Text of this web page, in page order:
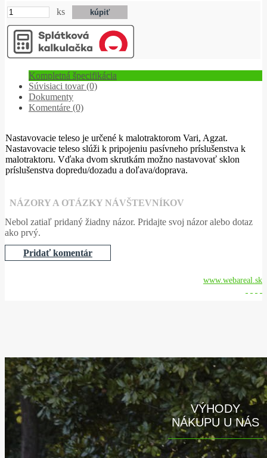
ks
Kompletná špecifikácia
Súvisiaci tovar (0)
Dokumenty
Komentáre (0)
Nastavovacie teleso je určené k malotraktorom Vari, Agzat.
Nastavovacie teleso slúži k pripojeniu pasívneho príslušenstva k
malotraktoru. Vďaka dvom skrutkám možno nastavovať sklon
príslušenstva dopredu/dozadu a doľava/doprava.
NÁZORY A OTÁZKY NÁVŠTEVNÍKOV
Nebol zatiaľ pridaný žiadny názor. Pridajte svoj názor alebo dotaz
ako prvý.
Pridať komentár
www.webareal.sk
VÝHODY
NÁKUPU U NÁS